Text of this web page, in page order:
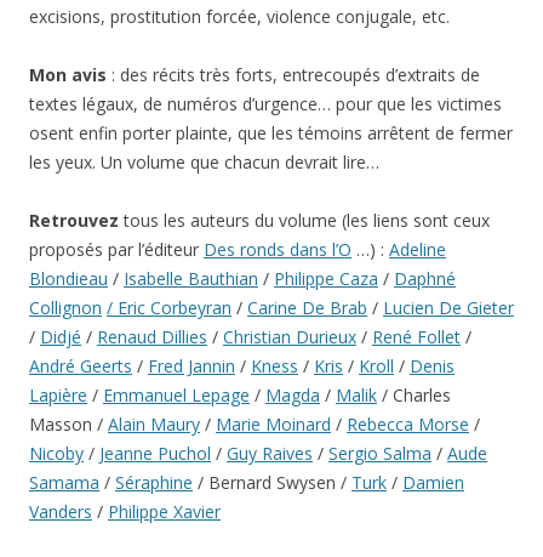
excisions, prostitution forcée, violence conjugale, etc.
Mon avis : des récits très forts, entrecoupés d’extraits de
textes légaux, de numéros d’urgence… pour que les victimes
osent enfin porter plainte, que les témoins arrêtent de fermer
les yeux. Un volume que chacun devrait lire…
Retrouvez tous les auteurs du volume (les liens sont ceux
proposés par l’éditeur Des ronds dans l’O …) : Adeline
Blondieau / Isabelle Bauthian / Philippe Caza / Daphné
Collignon / Eric Corbeyran / Carine De Brab / Lucien De Gieter
/ Didjé / Renaud Dillies / Christian Durieux / René Follet /
André Geerts / Fred Jannin / Kness / Kris / Kroll / Denis
Lapière / Emmanuel Lepage / Magda / Malik / Charles
Masson / Alain Maury / Marie Moinard / Rebecca Morse /
Nicoby / Jeanne Puchol / Guy Raives / Sergio Salma / Aude
Samama / Séraphine / Bernard Swysen / Turk / Damien
Vanders / Philippe Xavier